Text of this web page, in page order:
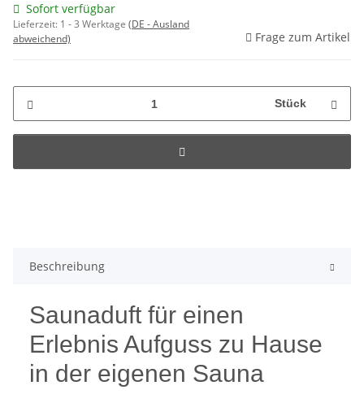
Sofort verfügbar
Lieferzeit: 1 - 3 Werktage (DE - Ausland
abweichend)
Frage zum Artikel
Stück
Beschreibung
Saunaduft für einen
Erlebnis Aufguss zu Hause
in der eigenen Sauna